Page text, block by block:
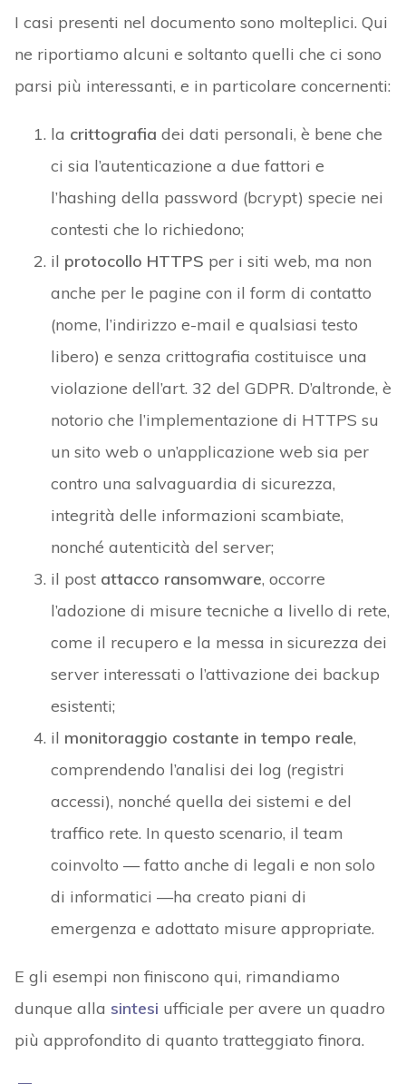
I casi presenti nel documento sono molteplici. Qui
ne riportiamo alcuni e soltanto quelli che ci sono
parsi più interessanti, e in particolare concernenti:
la crittografia dei dati personali, è bene che
ci sia l’autenticazione a due fattori e
l’hashing della password (bcrypt) specie nei
contesti che lo richiedono;
il protocollo HTTPS per i siti web, ma non
anche per le pagine con il form di contatto
(nome, l’indirizzo e-mail e qualsiasi testo
libero) e senza crittografia costituisce una
violazione dell’art. 32 del GDPR. D’altronde, è
notorio che l’implementazione di HTTPS su
un sito web o un’applicazione web sia per
contro una salvaguardia di sicurezza,
integrità delle informazioni scambiate,
nonché autenticità del server;
il post attacco ransomware, occorre
l’adozione di misure tecniche a livello di rete,
come il recupero e la messa in sicurezza dei
server interessati o l’attivazione dei backup
esistenti;
il monitoraggio costante in tempo reale,
comprendendo l’analisi dei log (registri
accessi), nonché quella dei sistemi e del
traffico rete. In questo scenario, il team
coinvolto — fatto anche di legali e non solo
di informatici —ha creato piani di
emergenza e adottato misure appropriate.
E gli esempi non finiscono qui, rimandiamo
dunque alla sintesi ufficiale per avere un quadro
più approfondito di quanto tratteggiato finora.